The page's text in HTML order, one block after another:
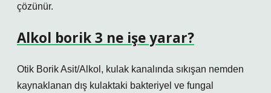
çözünür.
Alkol borik 3 ne işe yarar?
Otik Borik Asit/Alkol, kulak kanalında sıkışan nemden
kaynaklanan dış kulaktaki bakteriyel ve fungal